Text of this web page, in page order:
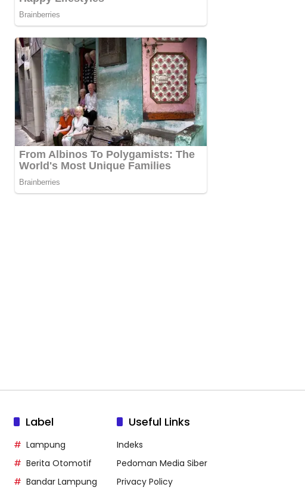
Label
Lampung
Berita Otomotif
Bandar Lampung
Useful Links
Indeks
Pedoman Media Siber
Privacy Policy